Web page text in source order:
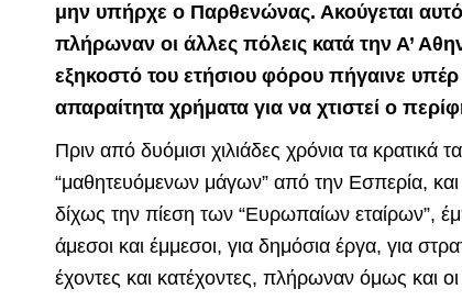
μην υπήρχε ο Παρθενώνας. Ακούγεται
πλήρωναν οι άλλες πόλεις κατά την Α’
εξηκοστό του ετήσιου φόρου πήγαινε
απαραίτητα χρήματα για να χτιστεί ο
Πριν από δυόμισι χιλιάδες χρόνια τα κρατικά
“μαθητευόμενων μάγων” από την Εσπερία,
δίχως την πίεση των “Ευρωπαίων εταίρων”,
άμεσοι και έμμεσοι, για δημόσια έργα, για
έχοντες και κατέχοντες, πλήρωναν όμως και οι